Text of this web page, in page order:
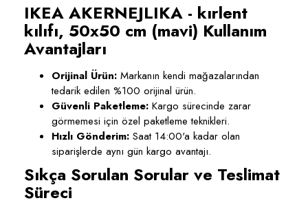
IKEA AKERNEJLIKA - kırlent
kılıfı, 50x50 cm (mavi) Kullanım
Avantajları
Orijinal Ürün: Markanın kendi mağazalarından
tedarik edilen %100 orijinal ürün.
Güvenli Paketleme: Kargo sürecinde zarar
görmemesi için özel paketleme teknikleri.
Hızlı Gönderim: Saat 14:00'a kadar olan
siparişlerde aynı gün kargo avantajı.
Sıkça Sorulan Sorular ve Teslimat
Süreci